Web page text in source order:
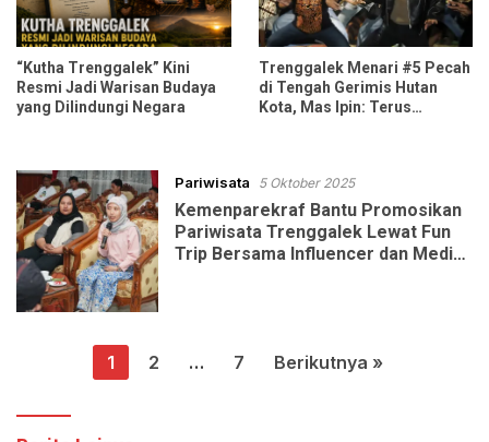
“Kutha Trenggalek” Kini
Resmi Jadi Warisan Budaya
yang Dilindungi Negara
Trenggalek Menari #5 Pecah
di Tengah Gerimis Hutan
Kota, Mas Ipin: Terus
Pariwisata 5 Oktober 2025
Kemenparekraf Bantu Promosikan
Pariwisata Trenggalek Lewat Fun
Trip Bersama Influencer dan Media
1 2 … 7 Berikutnya »